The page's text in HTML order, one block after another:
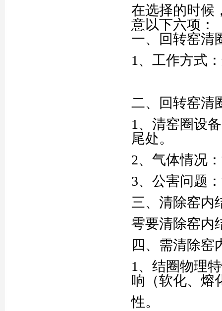
在选择的时候
意以下六项：
一、回转窑清
1、工作方式
二、回转窑清
1、清窑圈设
尾处。
2、气体情况
3、公害问题
三、清除窑内
雩要清除窑内
四、需清除窑
1、结圈物理
响（软化、熔
性。